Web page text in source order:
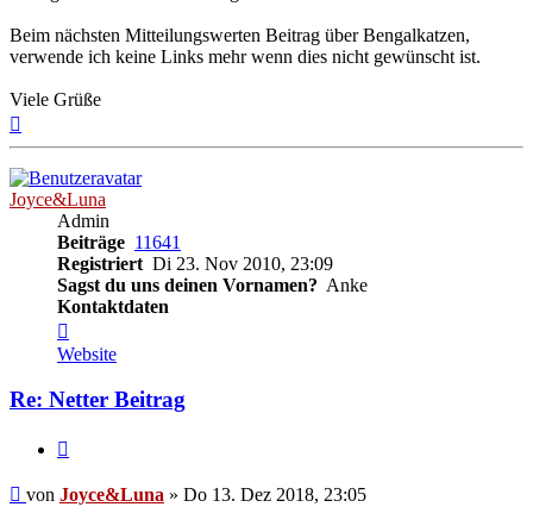
Beim nächsten Mitteilungswerten Beitrag über Bengalkatzen,
verwende ich keine Links mehr wenn dies nicht gewünscht ist.
Viele Grüße
Joyce&Luna
Admin
Beiträge 11641
Registriert Di 23. Nov 2010, 23:09
Sagst du uns deinen Vornamen? Anke
Kontaktdaten
von
Joyce&Luna
Website
Re: Netter Beitrag
Beitrag
von Joyce&Luna » Do 13. Dez 2018, 23:05